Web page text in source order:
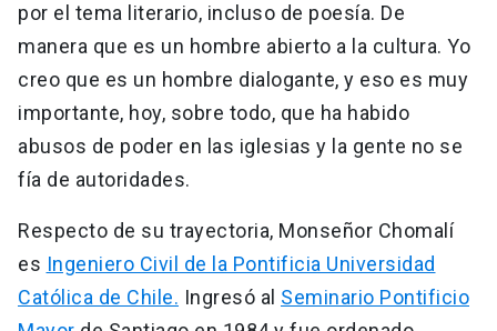
por el tema literario, incluso de poesía. De
manera que es un hombre abierto a la cultura. Yo
creo que es un hombre dialogante, y eso es muy
importante, hoy, sobre todo, que ha habido
abusos de poder en las iglesias y la gente no se
fía de autoridades.
Respecto de su trayectoria, Monseñor Chomalí
es Ingeniero Civil de la Pontificia Universidad
Católica de Chile. Ingresó al Seminario Pontificio